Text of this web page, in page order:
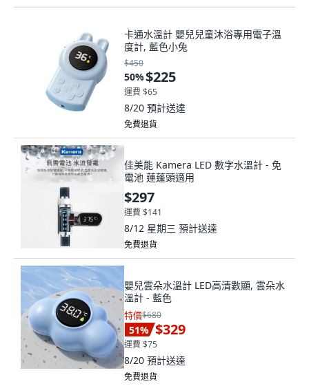
卡通水溫計 嬰兒兒童沐浴專用電子溫
度計, 藍色小兔
$450
50%$225
運費 $65
8/20 預計送達
免費退貨
佳美能 Kamera LED 數字水溫計 - 免
電池 蓮蓬頭適用
$297
運費 $141
8/12 星期三 預計送達
免費退貨
嬰兒雲朵水溫計 LED高清數顯, 雲朵水
溫計 - 藍色
特價$680
51% $329
運費 $75
8/20 預計送達
免費退貨